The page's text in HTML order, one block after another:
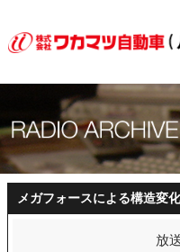
メガフォースによる構造変
放